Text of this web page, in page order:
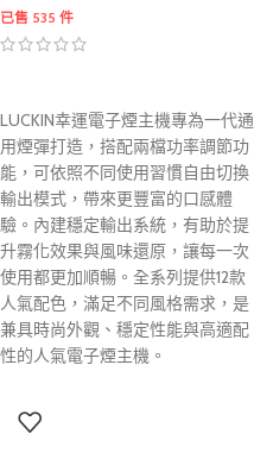
已售 535 件
LUCKIN幸運電子煙主機專為一代通
用煙彈打造，搭配兩檔功率調節功
能，可依照不同使用習慣自由切換
輸出模式，帶來更豐富的口感體
驗。內建穩定輸出系統，有助於提
升霧化效果與風味還原，讓每一次
使用都更加順暢。全系列提供12款
人氣配色，滿足不同風格需求，是
兼具時尚外觀、穩定性能與高適配
性的人氣電子煙主機。